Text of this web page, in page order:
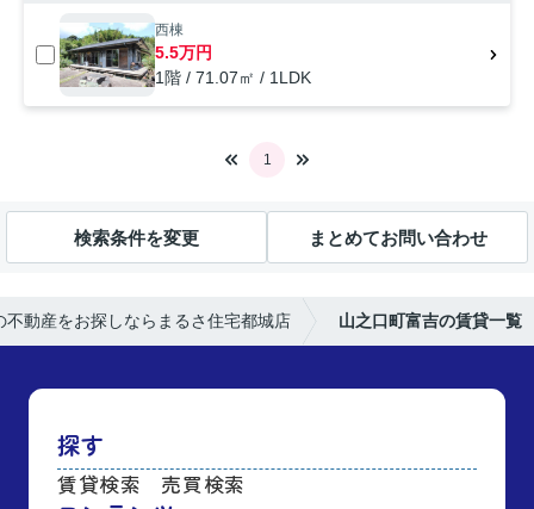
西棟
5.5万円
1階 / 71.07㎡ / 1LDK
1
検索条件を変更 まとめてお問い合わせ
不動産をお探しならまるさ住宅都城店 山之口町富吉の賃貸一覧
探す
賃貸検索 売買検索